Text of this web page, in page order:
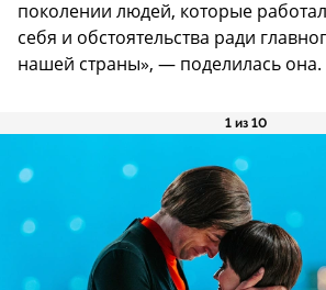
поколении людей, которые
себя и обстоятельства ради
нашей страны», — поделилась она.
1 из 10